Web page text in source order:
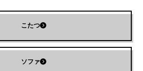
こたつ
ソファ